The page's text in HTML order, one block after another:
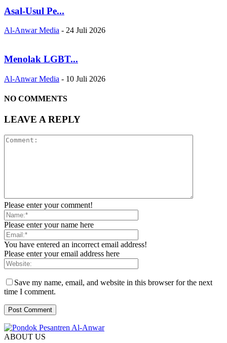
Asal-Usul Pe...
Al-Anwar Media - 24 Juli 2026
Menolak LGBT...
Al-Anwar Media - 10 Juli 2026
NO COMMENTS
LEAVE A REPLY
Please enter your comment!
Please enter your name here
You have entered an incorrect email address!
Please enter your email address here
Save my name, email, and website in this browser for the next
time I comment.
ABOUT US